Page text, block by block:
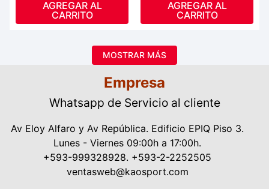
AGREGAR AL
CARRITO
AGREGAR AL
CARRITO
MOSTRAR MÁS
Empresa
Whatsapp de Servicio al cliente
Av Eloy Alfaro y Av República. Edificio EPIQ Piso 3.
Lunes - Viernes 09:00h a 17:00h.
+593-999328928. +593-2-2252505
ventasweb@kaosport.com